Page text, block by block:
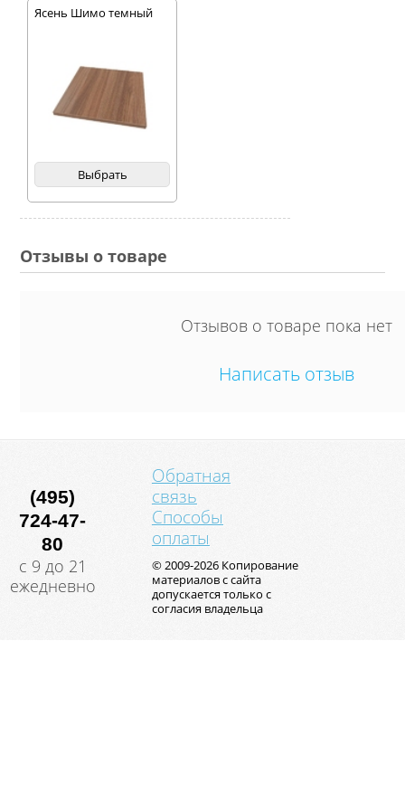
Ясень Шимо темный
Выбрать
Отзывы о товаре
Отзывов о товаре пока нет
Написать отзыв
(495)
724-47-
80
с 9 до 21
ежедневно
Обратная
связь
Способы
оплаты
© 2009-2026 Копирование
материалов с сайта
допускается только с
согласия владельца